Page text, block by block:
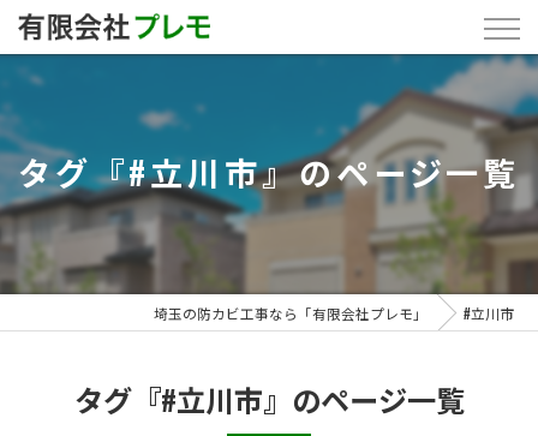
タグ『#立川市』のページ一覧
埼玉の防カビ工事なら「有限会社プレモ」 #立川市
タグ『#立川市』のページ一覧